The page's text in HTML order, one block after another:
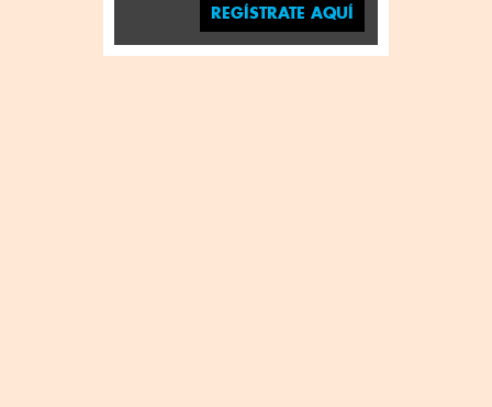
REGÍSTRATE AQUÍ